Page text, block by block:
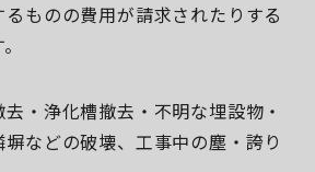
ものの費用が請求されたりする
・浄化槽撤去・不明な埋設物・
などの破壊、工事中の塵・誇り